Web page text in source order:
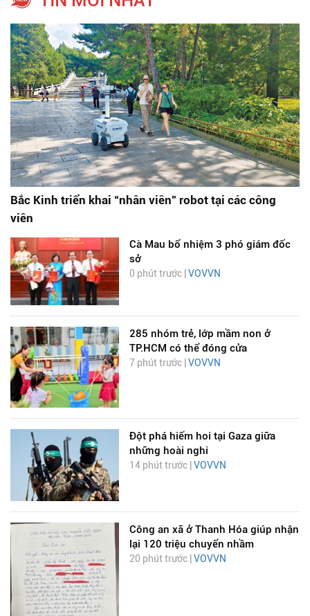
Bắc Kinh triển khai “nhân viên” robot tại các công
viên
Cà Mau bổ nhiệm 3 phó giám đốc
sở
0 phút trước |VOVVN
285 nhóm trẻ, lớp mầm non ở
TP.HCM có thể đóng cửa
7 phút trước | VOVVN
Đột phá hiếm hoi tại Gaza giữa
những hoài nghi
14 phút trước | VOVVN
Công an xã ở Thanh Hóa giúp nhận
lại 120 triệu chuyển nhầm
20 phút trước | VOVVN